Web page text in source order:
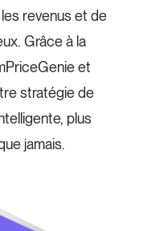
revenus et de
Grâce à la
et
stratégie de
plus
jamais.